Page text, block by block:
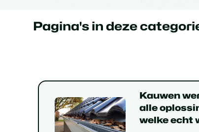
Pagina's in deze
Kauwen
alle
welke echt